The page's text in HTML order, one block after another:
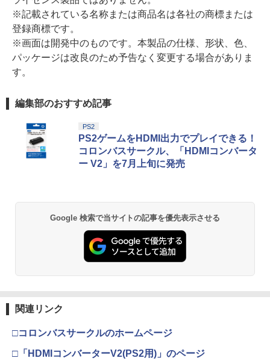
※記載されている名称または商品名は各社の商標または
登録商標です。
※画面は開発中のものです。本製品の仕様、形状、色、
パッケージは改良のため予告なく変更する場合がありま
す。
編集部のおすすめ記事
PS2
PS2ゲームをHDMI出力でプレイできる！
コロンバスサークル、「HDMIコンバータ
ー V2」を7月上旬に発売
Google 検索で当サイトの記事を優先表示させる
関連リンク
□コロンバスサークルのホームページ
□「HDMIコンバーターV2(PS2用)」のページ